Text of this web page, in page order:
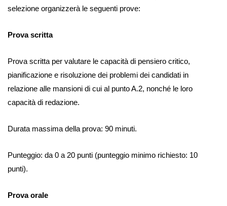
selezione organizzerà le seguenti prove:
Prova scritta
Prova scritta per valutare le capacità di pensiero critico,
pianificazione e risoluzione dei problemi dei candidati in
relazione alle mansioni di cui al punto A.2, nonché le loro
capacità di redazione.
Durata massima della prova: 90 minuti.
Punteggio: da 0 a 20 punti (punteggio minimo richiesto: 10
punti).
Prova orale